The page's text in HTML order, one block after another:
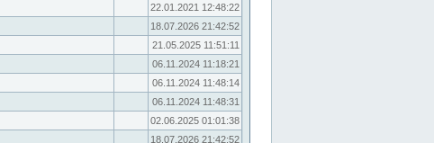
22.01.2021 12:48:22
18.07.2026 21:42:52
21.05.2025 11:51:11
06.11.2024 11:18:21
06.11.2024 11:48:14
06.11.2024 11:48:31
02.06.2025 01:01:38
18.07.2026 21:42:52